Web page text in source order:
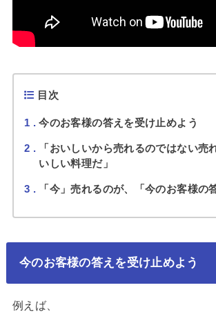
目次
1 今のお客様の答えを受け止めよう
2
「おいしいから売れるのではない売
いしい料理だ」
3 「今」売れるのが、「今のお客様の
今のお客様の答えを受け止めよう
例えば、